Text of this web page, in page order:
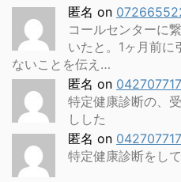
匿名 on
コールセンターに
いたと。1ヶ月前に
ないことを伝え…
匿名 on
特定健康診断の、
しした
匿名 on
特定健康診断をし